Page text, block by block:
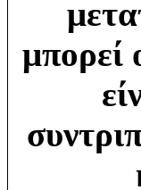
μπορεί